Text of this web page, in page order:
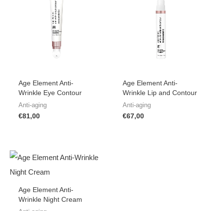
Age Element Anti-
Wrinkle Eye Contour
Anti-aging
€81,00
Age Element Anti-
Wrinkle Lip and Contour
Anti-aging
€67,00
Age Element Anti-
Wrinkle Night Cream